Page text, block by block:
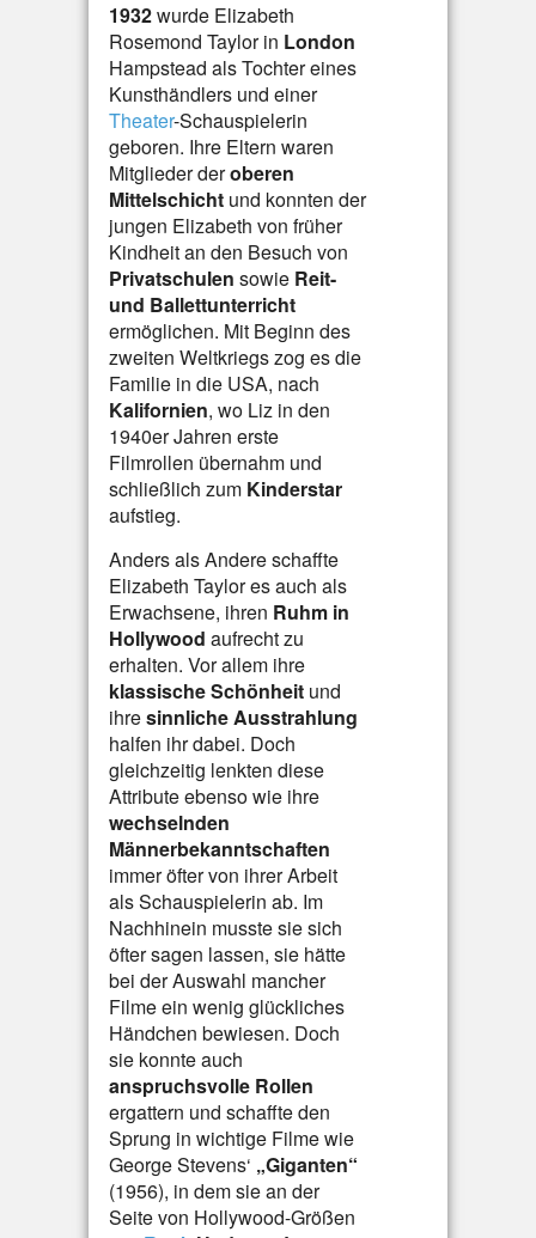
1932wurde Elizabeth
Rosemond Taylor in London
Hampstead als Tochter eines
Kunsthändlers und einer
Theater-Schauspielerin
geboren. Ihre Eltern waren
Mitglieder deroberen
Mittelschicht und konnten der
jungen Elizabeth von früher
Kindheit an den Besuch von
Privatschulen sowie Reit-
und Ballettunterricht
ermöglichen. Mit Beginn des
zweiten Weltkriegs zog es die
Familie in die USA, nach
Kalifornien, wo Liz in den
1940er Jahren erste
Filmrollen übernahm und
schließlich zum Kinderstar
aufstieg.
Anders als Andere schaffte
Elizabeth Taylor es auch als
Erwachsene, ihren Ruhm in
Hollywood aufrecht zu
erhalten. Vor allem ihre
klassische Schönheit und
ihresinnliche Ausstrahlung
halfen ihr dabei. Doch
gleichzeitig lenkten diese
Attribute ebenso wie ihre
wechselnden
Männerbekanntschaften
immer öfter von ihrer Arbeit
als Schauspielerin ab. Im
Nachhinein musste sie sich
öfter sagen lassen, sie hätte
bei der Auswahl mancher
Filme ein wenig glückliches
Händchen bewiesen. Doch
sie konnte auch
anspruchsvolle Rollen
ergattern und schaffte den
Sprung in wichtige Filme wie
George Stevens‘ „Giganten“
(1956), in dem sie an der
Seite von Hollywood-Größen